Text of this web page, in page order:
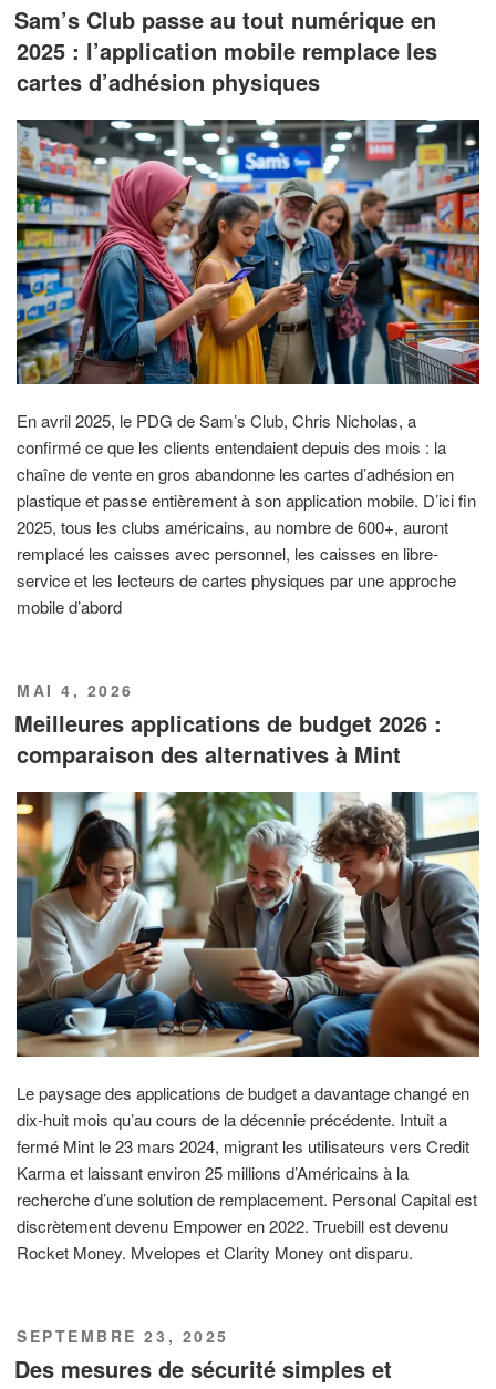
LE
Sam’s Club passe au tout numérique en
2025 : l’application mobile remplace les
cartes d’adhésion physiques
En avril 2025, le PDG de Sam’s Club, Chris Nicholas, a
confirmé ce que les clients entendaient depuis des mois : la
chaîne de vente en gros abandonne les cartes d’adhésion en
plastique et passe entièrement à son application mobile. D’ici fin
2025, tous les clubs américains, au nombre de 600+, auront
remplacé les caisses avec personnel, les caisses en libre-
service et les lecteurs de cartes physiques par une approche
mobile d’abord
PUBLIÉ
LE
MAI 4, 2026
Meilleures applications de budget 2026 :
comparaison des alternatives à Mint
Le paysage des applications de budget a davantage changé en
dix-huit mois qu’au cours de la décennie précédente. Intuit a
fermé Mint le 23 mars 2024, migrant les utilisateurs vers Credit
Karma et laissant environ 25 millions d’Américains à la
recherche d’une solution de remplacement. Personal Capital est
discrètement devenu Empower en 2022. Truebill est devenu
Rocket Money. Mvelopes et Clarity Money ont disparu.
PUBLIÉ
LE
SEPTEMBRE 23, 2025
Des mesures de sécurité simples et